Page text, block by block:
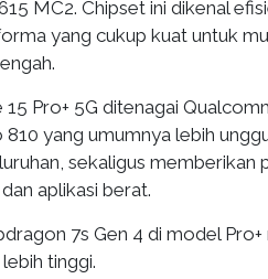
MC2. Chipset ini dikenal
yang cukup kuat untuk
Pro+ 5G ditenagai
810 yang umumnya lebih
sekaligus memberikan
aplikasi berat.
7s Gen 4 di model
tinggi.